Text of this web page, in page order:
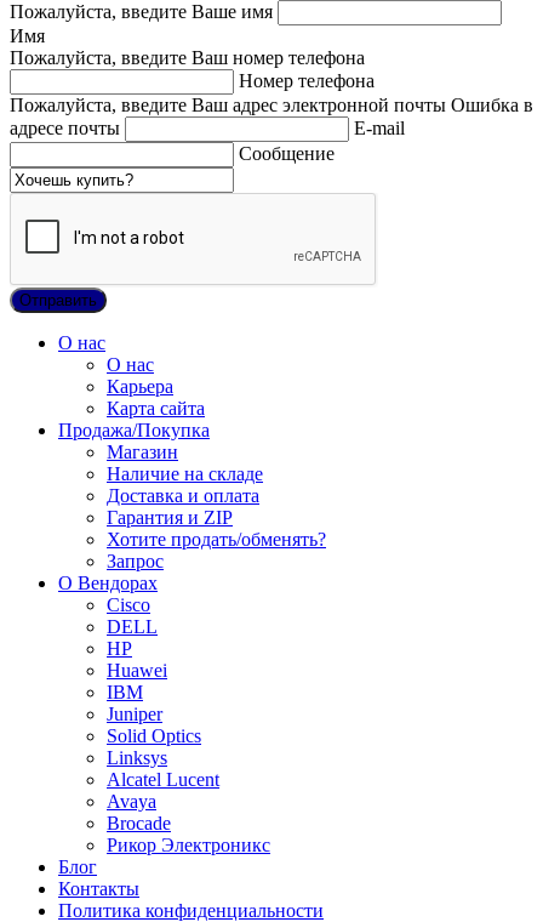
Пожалуйста, введите Ваше имя
Имя
Пожалуйста, введите Ваш номер телефона
Номер телефона
Пожалуйста, введите Ваш адрес электронной почты Ошибка в
адресе почты
E-mail
Сообщение
О нас
О нас
Карьера
Карта сайта
Продажа/Покупка
Магазин
Наличие на складе
Доставка и оплата
Гарантия и ZIP
Хотите продать/обменять?
Запрос
О Вендорах
Cisco
DELL
HP
Huawei
IBM
Juniper
Solid Optics
Linksys
Alcatel Lucent
Avaya
Brocade
Рикор Электроникс
Блог
Контакты
Политика конфиденциальности